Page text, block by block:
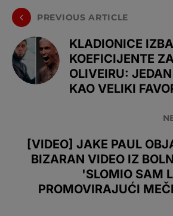
PREVIOUS ARTICLE
KLADIONICE
KOEFICIJENTE
OLIVEIRU:
KAO VELIKI
[VIDEO] JAKE PAUL
BIZARAN VIDEO IZ
'SLOMIO SAM
PROMOVIRAJUĆI